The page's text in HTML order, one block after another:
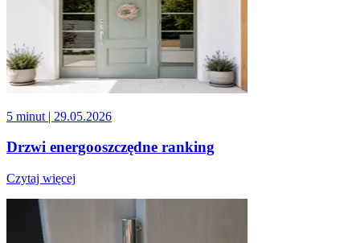
5 minut | 29.05.2026
Drzwi energooszczędne ranking
Czytaj więcej